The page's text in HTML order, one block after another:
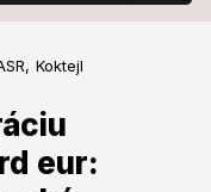
Koktejl
eur:
eur: Brusel